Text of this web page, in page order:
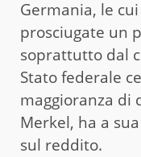
Germania, le
prosciugate un
soprattutto dal
Stato federale
maggioranza di
Merkel, ha a
sul reddito.